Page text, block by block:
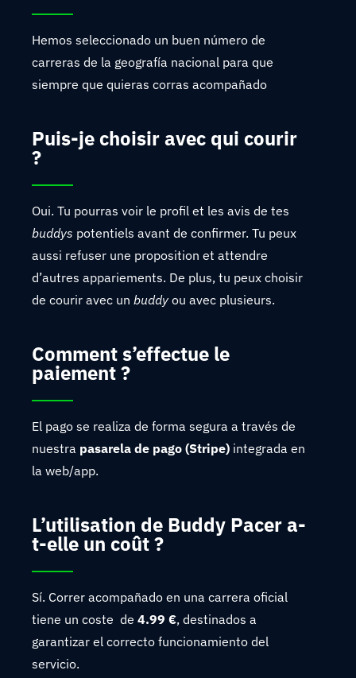
Hemos seleccionado un buen número de
carreras de la geografía nacional para que
siempre que quieras corras acompañado
Puis-je choisir avec qui courir
?
Oui. Tu pourras voir le profil et les avis de tes
buddys potentiels avant de confirmer. Tu peux
aussi refuser une proposition et attendre
d’autres appariements. De plus, tu peux choisir
de courir avec un buddy ou avec plusieurs.
Comment s’effectue le
paiement ?
El pago se realiza de forma segura a través de
nuestra pasarela de pago (Stripe) integrada en
la web/app.
L’utilisation de Buddy Pacer a-
t-elle un coût ?
Sí. Correr acompañado en una carrera oficial
tiene un coste de 4.99 €, destinados a
garantizar el correcto funcionamiento del
servicio.